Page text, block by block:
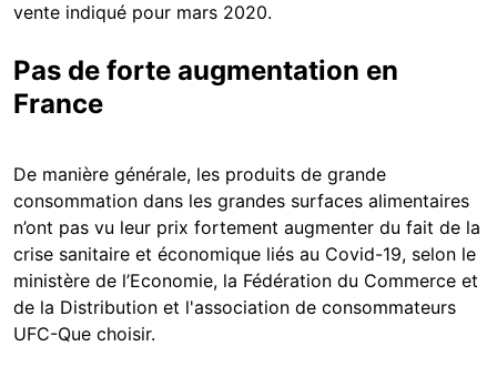
vente indiqué pour mars 2020.
Pas de forte augmentation en
France
De manière générale, les produits de grande
consommation dans les grandes surfaces alimentaires
n’ont pas vu leur prix fortement augmenter du fait de la
crise sanitaire et économique liés au Covid-19, selon le
ministère de l’Economie, la Fédération du Commerce et
de la Distribution et l'association de consommateurs
UFC-Que choisir.